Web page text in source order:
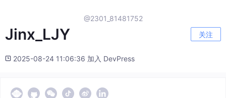
@2301_81481752
Jinx_LJY 关注
2025-08-24 11:06:36 加入 DevPress